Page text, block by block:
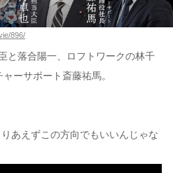
896/
と落合陽一、ロフトワークの林千
ーサポート斎藤祐馬。
あえずこの方向でもいいんじゃな